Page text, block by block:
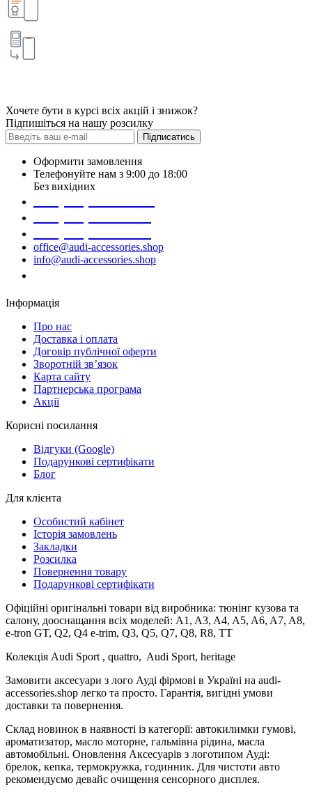
Хочете бути в курсі всіх акцій і знижок?
Підпишіться на нашу розсилку
Підписатись
Оформити замовлення
Телефонуйте нам з 9:00 до 18:00
Без вихідних
office@audi-accessories.shop
info@audi-accessories.shop
Інформація
Про нас
Доставка і оплата
Договір публічної оферти
Зворотній зв’язок
Карта сайту
Партнерська програма
Акції
Корисні посилання
Відгуки (Google)
Подарункові сертифікати
Блог
Для клієнта
Особистий кабінет
Історія замовлень
Закладки
Розсилка
Повернення товару
Подарункові сертифікати
Офіційні оригінальні товари від виробника: тюнінг кузова та
салону, дооснащання всіх моделей: A1, A3, A4, A5, A6, A7, A8,
e-tron GT, Q2, Q4 e-trim, Q3, Q5, Q7, Q8, R8, TT
Колекція Audi Sport , quattro, Audi Sport, heritage
Замовити аксесуари з лого Ауді фірмові в Україні на audi-
accessories.shop легко та просто. Гарантія, вигідні умови
доставки та повернення.
Склад новинок в наявності із категорії: автокилимки гумові,
ароматизатор, масло моторне, гальмівна рідина, масла
автомобільні. Оновлення Аксесуарів з логотипом Ауді:
брелок, кепка, термокружка, годинник. Для чистоти авто
рекомендуємо девайс очищення сенсорного дисплея.